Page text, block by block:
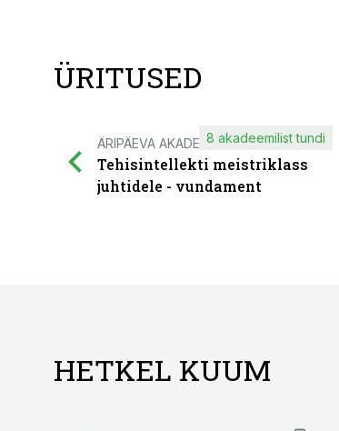
ÜRITUSED
ÄRIPÄEVA AKADEEMIA
Tehisintellekti meistriklass
juhtidele - vundament
8 akadeemilist tundi
HETKEL KUUM